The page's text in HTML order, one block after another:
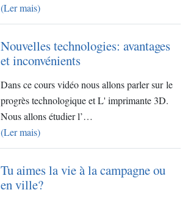
(Ler mais)
Nouvelles technologies: avantages
et inconvénients
Dans ce cours vidéo nous allons parler sur le
progrès technologique et L' imprimante 3D.
Nous allons étudier l’…
(Ler mais)
Tu aimes la vie à la campagne ou
en ville?